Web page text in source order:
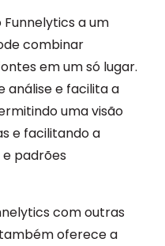
a um
combinar
em um só lugar.
análise e facilita a
uma visão
e facilitando a
padrões
com outras
oferece a